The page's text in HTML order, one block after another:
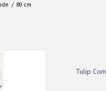
/ 80 cm
Tulip